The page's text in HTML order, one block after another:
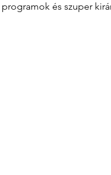
programok és szuper